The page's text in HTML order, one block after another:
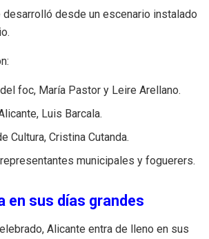
desde un escenario instalado
foc, María Pastor y Leire Arellano.
Luis Barcala.
Cultura, Cristina Cutanda.
municipales y foguerers.
en sus días grandes
Alicante entra de lleno en sus